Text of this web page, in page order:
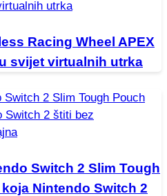
Racing Wheel APEX
svijet virtualnih utrka
Switch 2 Slim Tough
Nintendo Switch 2